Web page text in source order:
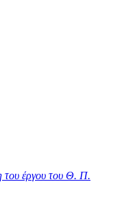
του έργου του Θ. Π.